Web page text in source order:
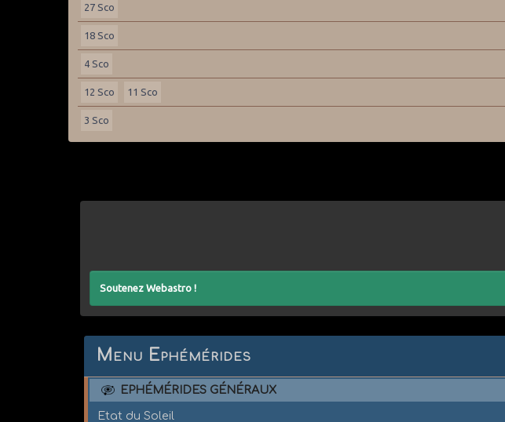
27 Sco
18 Sco
4 Sco
12 Sco 11 Sco
3 Sco
Soutenez Webastro !
Menu Ephémérides
EPHÉMÉRIDES GÉNÉRAUX
Etat du Soleil